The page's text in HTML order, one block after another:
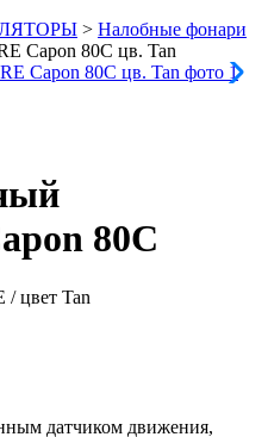
> Налобные фонари
Capon 80С цв. Tan
80С
/ цвет Tan
датчиком движения,